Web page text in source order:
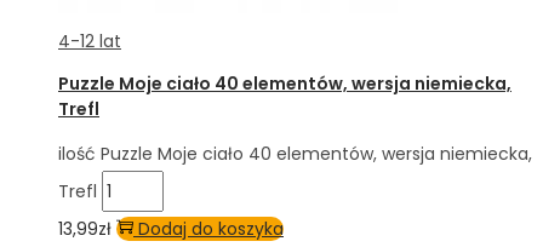
4-12 lat
Puzzle Moje ciało 40 elementów, wersja niemiecka,
Trefl
ilość Puzzle Moje ciało 40 elementów, wersja niemiecka,
Trefl
13,99zł
Dodaj do koszyka